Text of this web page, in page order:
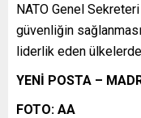
NATO Genel
güvenliğin
liderlik eden
YENİ POSTA –
FOTO: AA